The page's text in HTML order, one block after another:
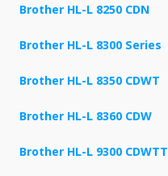
Brother HL-L 8250 CDN
Brother HL-L 8300 Series
Brother HL-L 8350 CDWT
Brother HL-L 8360 CDW
Brother HL-L 9300 CDWTT